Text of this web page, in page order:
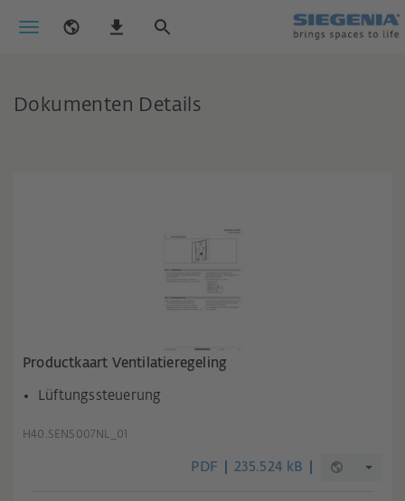
Dokumenten Details
Productkaart Ventilatieregeling
Lüftungssteuerung
H40.SENS007NL_01
PDF 235.524 kB